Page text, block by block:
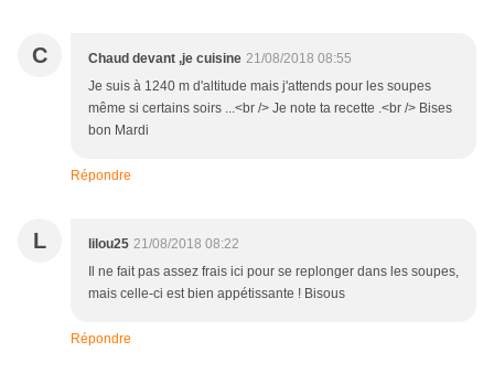
C Chaud devant ,je cuisine 21/08/2018 08:55
Je suis à 1240 m d'altitude mais j'attends pour les soupes
même si certains soirs ...<br /> Je note ta recette .<br /> Bises
bon Mardi
Répondre
L lilou25 21/08/2018 08:22
Il ne fait pas assez frais ici pour se replonger dans les soupes,
mais celle-ci est bien appétissante ! Bisous
Répondre